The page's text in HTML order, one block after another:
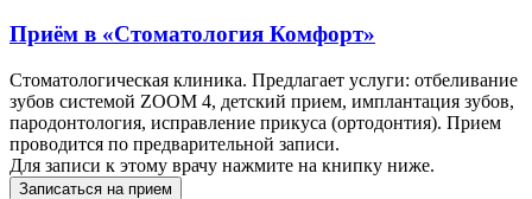
Приём в «Стоматология Комфорт»
Стоматологическая клиника. Предлагает услуги: отбеливание
зубов системой ZOOM 4, детский прием, имплантация зубов,
пародонтология, исправление прикуса (ортодонтия). Прием
проводится по предварительной записи.
Для записи к этому врачу нажмите на книпку ниже.
Записаться на прием